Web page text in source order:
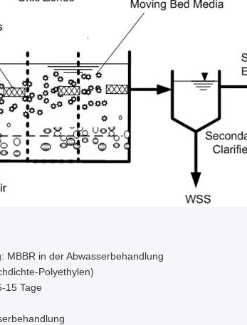
MBBR in der Abwasserbehandlung
Polyethylen)
15 Tage